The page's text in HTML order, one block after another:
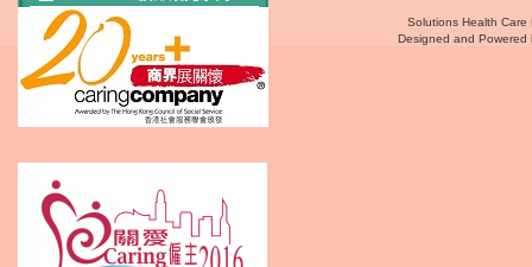
Solutions Health Care
Designed and